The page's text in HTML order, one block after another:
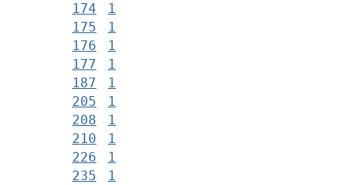
174
1
175
1
176
1
177
1
187
1
205
1
208
1
210
1
226
1
235
1